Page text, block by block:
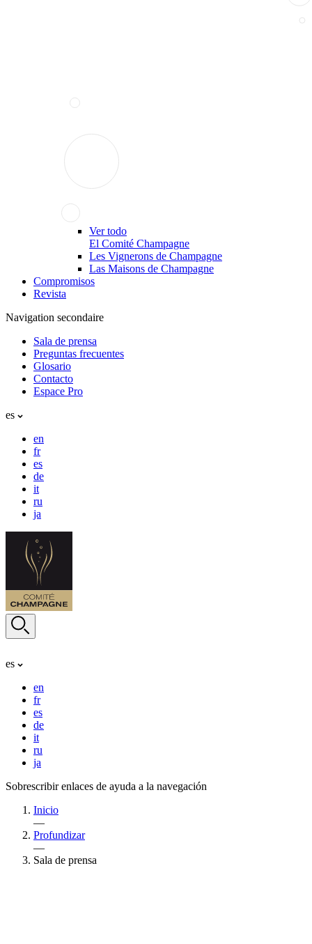
Ver todo
El Comité Champagne
Les Vignerons de Champagne
Las Maisons de Champagne
Compromisos
Revista
Navigation secondaire
Sala de prensa
Preguntas frecuentes
Glosario
Contacto
Espace Pro
es
en
fr
es
de
it
ru
ja
es
en
fr
es
de
it
ru
ja
Sobrescribir enlaces de ayuda a la navegación
Inicio
—
Profundizar
—
Sala de prensa